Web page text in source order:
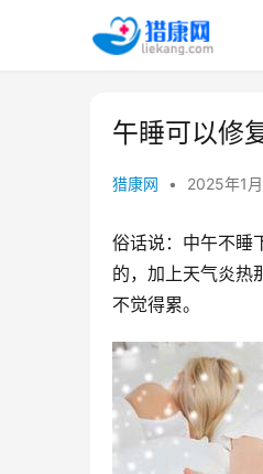
午睡可以修
猎康网 • 2025年1
俗话说：中午不睡
的，加上天气炎热
不觉得累。